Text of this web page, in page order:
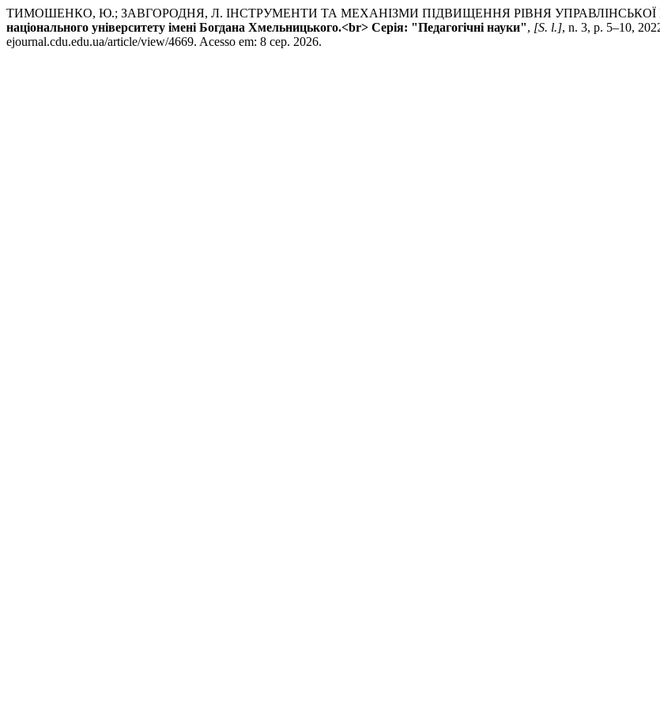
ТИМОШЕНКО, Ю.; ЗАВГОРОДНЯ, Л. ІНСТРУМЕНТИ ТА МЕХАНІЗМИ ПІДВИЩЕННЯ РІВНЯ УПРАВЛІНСЬКОЇ
національного університету імені Богдана Хмельницького.<br> Серія: "Педагогічні науки", [S. l.], n. 3, p. 5–10,
ejournal.cdu.edu.ua/article/view/4669. Acesso em: 8 сер. 2026.